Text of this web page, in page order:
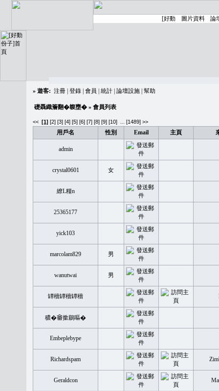
» 遊客: 注冊 登錄 會員 統計 論壇設施 幫助
礎聶織簷翻�䪖壅� » 會員列表
<< [1] [2] [3] [4] [5] [6] [7] [8] [9] [10] [1489] >>
用戶名 性別 Email 主頁
admin
crystal0601 女
繚L糧n
25365177
yick103
marcolam829 男
wanutwai 男
罈穡罈穡罈穡
穠�𤲞撳鶥嘔�
Embeplebype
Richardspam
Geraldcon